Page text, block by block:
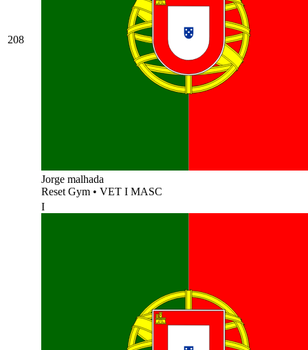
208
Jorge malhada
Reset Gym • VET I MASC
I